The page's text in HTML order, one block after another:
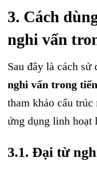
3. Cách
nghi vấn
Sau đây là cách sử
nghi vấn trong
tham khảo cấu
ứng dụng linh hoạt
3.1. Đại từ